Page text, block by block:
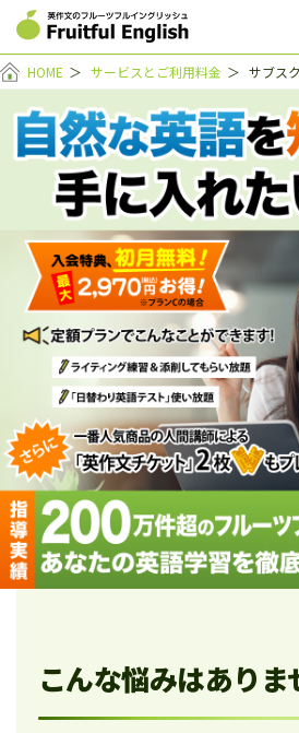
HOME ＞ サービスとご利用料金 ＞ サブス
こんな悩みはありま